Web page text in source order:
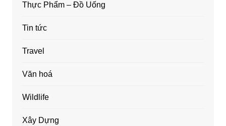
Thực Phẩm – Đồ Uống
Tin tức
Travel
Văn hoá
Wildlife
Xây Dựng